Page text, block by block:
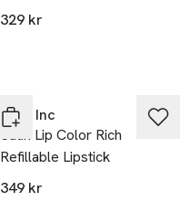
329 kr
Rose Inc
Satin Lip Color Rich
Refillable Lipstick
349 kr